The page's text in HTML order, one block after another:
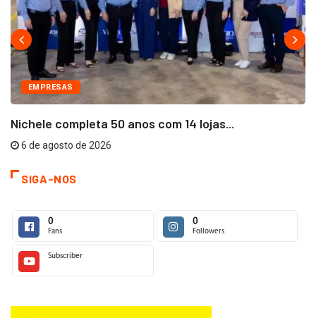
EMPRESAS
Nichele completa 50 anos com 14 lojas...
6 de agosto de 2026
SIGA-NOS
0
Fans
0
Followers
Subscriber